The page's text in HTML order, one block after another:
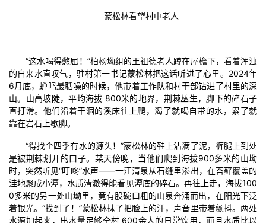
蒙松林看望村中老人
“这水喝得憋屈！”柏杨坳组的王祖德老人蹲在屋檐下，看着浑浊
的自来水直叹气，驻村第一书记蒙松林把这话听进了心里。2024年
6月底，蝉鸣最聒噪的时候，他带着工作队和村干部钻进了村里的深
山。山高坡陡，平均海拔 800米的地界，荆棘丛生，脚下的碎石子
直打滑。他们沿着干涸的溪床往上爬，渴了就喝自带的水，累了就
靠在岩石上歇脚。
“得找个四季有水的源头！”蒙松林的鞋上沾满了泥，裤腿上到处
是被荆棘划开的口子。某天傍晚，当他们爬到海拔900多米的山坳
时，突然听见“叮咚”水声——一汪清泉从石缝里渗出，在苔藓覆盖的
洼地聚成小潭，水质清澈得能看见潭底的碎石。再往上走，海拔100
0多米的另一处山坳里，竟有股碗口粗的山泉奔涌而出，在阳光下泛
着银光。“找到了！”蒙松林抹了把脸上的汗，声音里带着颤抖。两处
水源加起来，出水量足够全村 600余人的日常饮用，而且水质比以